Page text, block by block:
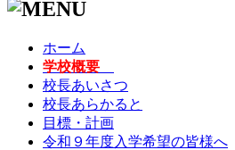
ホーム
学校概要
校長あいさつ
校長あらかると
目標・計画
令和９年度入学希望の皆様へ